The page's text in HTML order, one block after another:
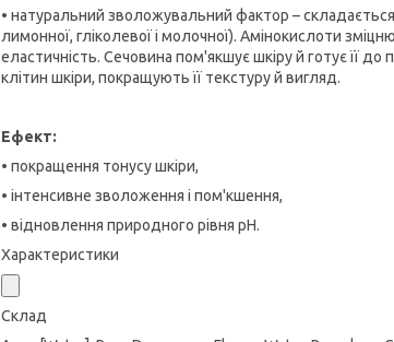
• натуральний зволожувальний фактор – складається
лимонної, гліколевої і молочної). Амінокислоти
еластичність. Сечовина пом'якшує шкіру й готує її
клітин шкіри, покращують її текстуру й вигляд.
Ефект:
• покращення тонусу шкіри,
• інтенсивне зволоження і пом'кшення,
• відновлення природного рівня рН.
Характеристики
Склад